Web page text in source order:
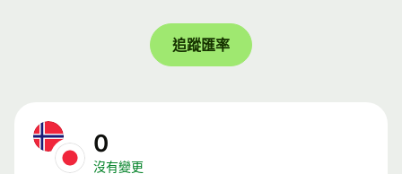
追蹤匯率
0
沒有變更